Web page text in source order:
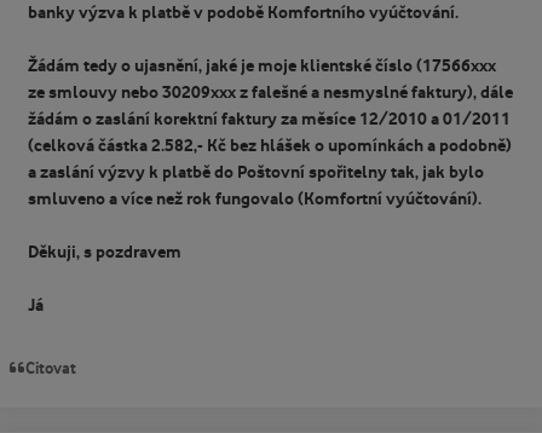
banky výzva k platbě v podobě Komfortního vyúčtování.
Žádám tedy o ujasnění, jaké je moje klientské číslo (17566xxx
ze smlouvy nebo 30209xxx z falešné a nesmyslné faktury), dále
žádám o zaslání korektní faktury za měsíce 12/2010 a 01/2011
(celková částka 2.582,- Kč bez hlášek o upomínkách a podobně)
a zaslání výzvy k platbě do Poštovní spořitelny tak, jak bylo
smluveno a více než rok fungovalo (Komfortní vyúčtování).
Děkuji, s pozdravem
Já
Citovat